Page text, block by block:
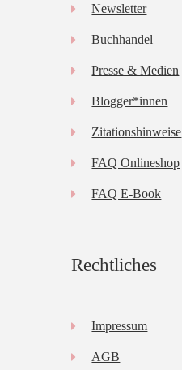
Newsletter
Buchhandel
Presse & Medien
Blogger*innen
Zitationshinweise
FAQ Onlineshop
FAQ E-Book
Rechtliches
Impressum
AGB